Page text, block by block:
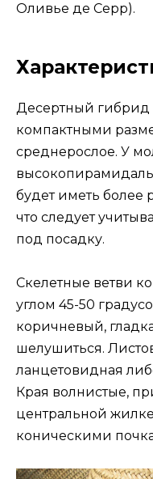
Оливье де Серр).
Десертный гибрид
компактными
среднерослое. У
будет иметь
что следует
под посадку.
Скелетные ветви
углом 45-50
коричневый,
шелушиться.
ланцетовидная
Края волнистые,
центральной
коническими